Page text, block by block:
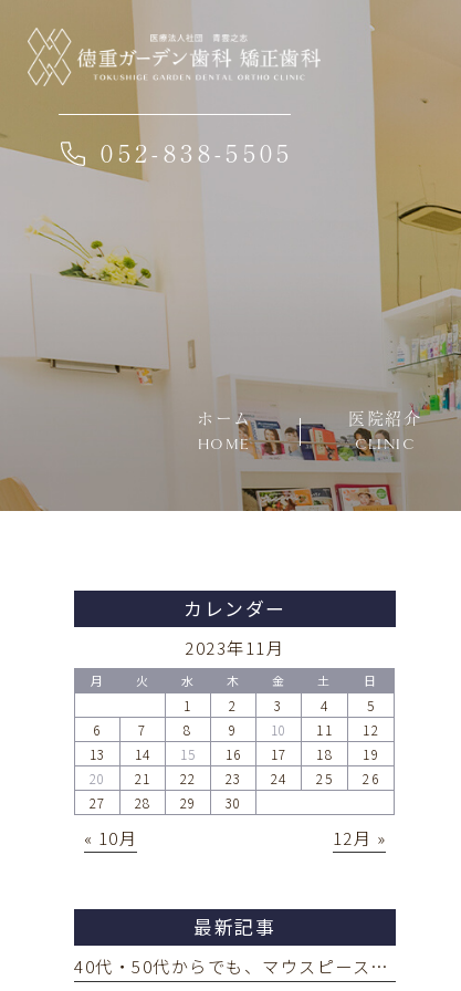
052-838-5505
ホーム
HOME
医院紹介
CLINIC
カレンダー
2023年11月
月 火 水 木 金 土 日
1 2 3 4
5
6
7 8 9 10 11
12
13
14 15 16 17 18
19
20
21 22 23 24 25
26
27
28 29 30
« 10月 12月 »
最新記事
40代・50代からでも、マウスピース矯正（インビザライン）はできるの？ 中高年の方の歯の矯正のメリット